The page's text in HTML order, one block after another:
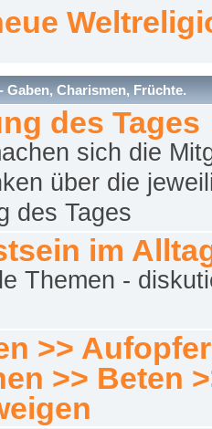
Gaben, Charismen, Früchte.
des Tages
sich die
über die
des Tages
im
Themen -
>>
>> Beten